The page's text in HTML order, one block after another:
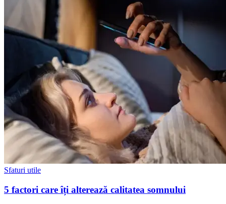
Sfaturi utile
5 factori care îți alterează calitatea somnului